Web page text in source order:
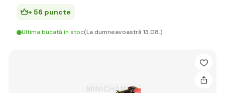
+ 56 puncte
Ultima bucată în stoc(La dumneavoastră 13.08.)